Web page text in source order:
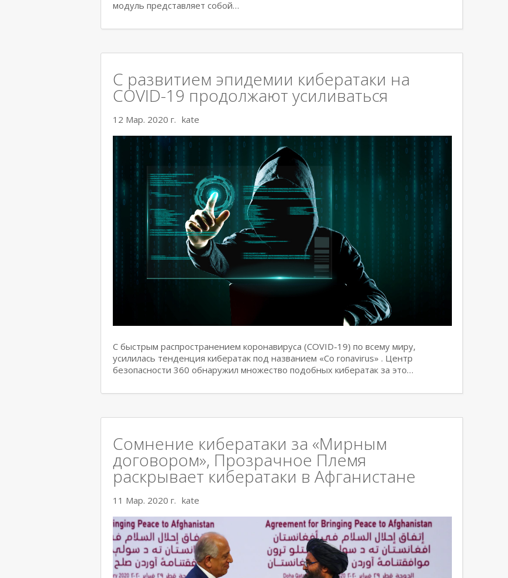
модуль представляет собой…
С развитием эпидемии кибератаки на
COVID-19 продолжают усиливаться
12 Мар. 2020 г. kate
С быстрым распространением коронавируса (COVID-19) по всему миру,
усилилась тенденция кибератак под названием «Co ronavirus» . Центр
безопасности 360 обнаружил множество подобных кибератак за это…
Сомнение кибератаки за «Мирным
договором», Прозрачное Племя
раскрывает кибератаки в Афганистане
11 Мар. 2020 г. kate